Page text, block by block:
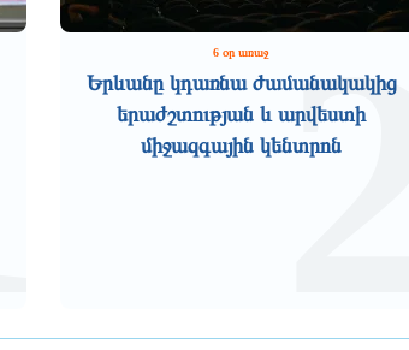
6 օր առաջ
Երևանը կդառնա ժամանակակից
երաժշտության և արվեստի
միջազգային կենտրոն2